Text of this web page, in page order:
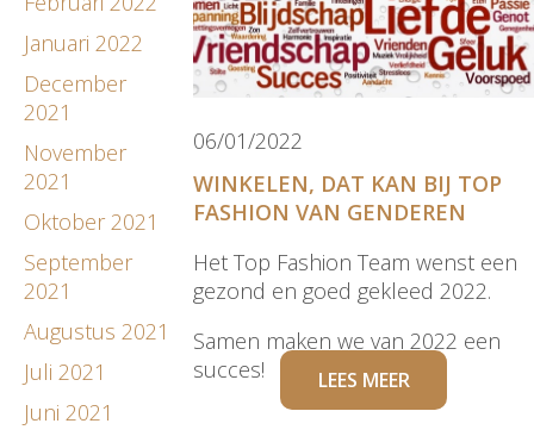
Januari 2022
December
2021
November
2021
Oktober 2021
September
2021
Augustus 2021
Juli 2021
Juni 2021
06/01/2022
WINKELEN, DAT KAN BIJ TOP
FASHION VAN GENDEREN
Het Top Fashion Team wenst een
gezond en goed gekleed 2022.
Samen maken we van 2022 een
succes!
LEES MEER